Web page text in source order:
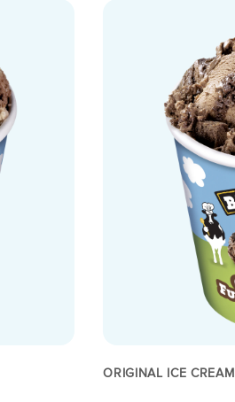
ORIGINAL ICE CREAM